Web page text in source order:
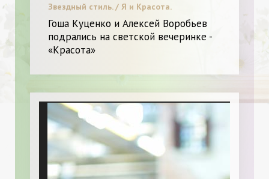
Звездный стиль. / Я и Красота.
Гоша Куценко и Алексей Воробьев
подрались на светской вечеринке -
«Красота»